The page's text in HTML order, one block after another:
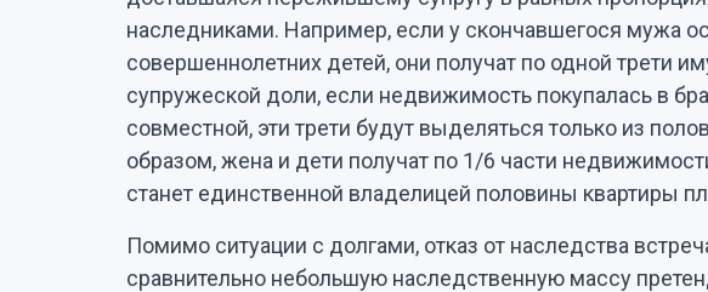
наследниками. Например, если у скончавшегося мужа
совершеннолетних детей, они получат по одной трети
супружеской доли, если недвижимость покупалась в
совместной, эти трети будут выделяться только из
образом, жена и дети получат по 1/6 части
станет единственной владелицей половины квартиры
Помимо ситуации с долгами, отказ от наследства
сравнительно небольшую наследственную массу